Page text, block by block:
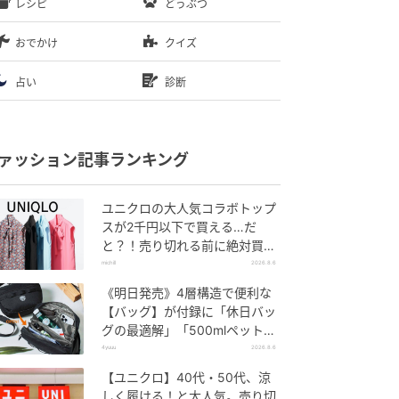
レシピ どうぶつ
おでかけ クイズ
占い 診断
ッション記事ランキング
ユニクロの大人気コラボトップ
スが2千円以下で買える…だ
と？！売り切れる前に絶対買
い！
michill 2026.8.6
《明日発売》4層構造で便利な
【バッグ】が付録に「休日バッ
グの最適解」「500mlペットボ
トルも入る」
4yuuu 2026.8.6
【ユニクロ】40代・50代、涼
しく履ける！と大人気。売り切